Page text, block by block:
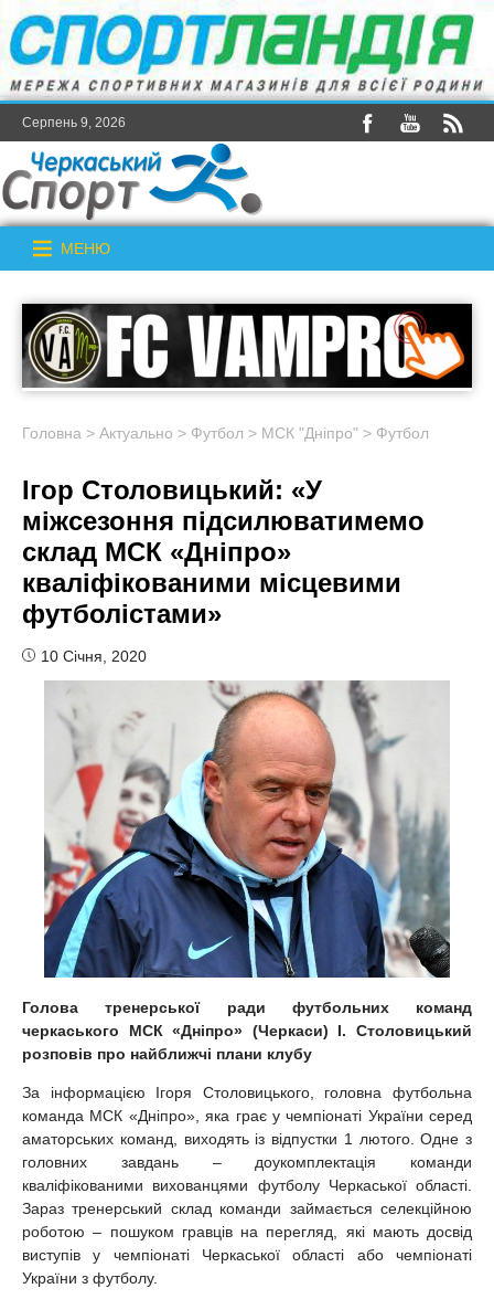
Серпень 9, 2026
МЕНЮ
Головна > Актуально > Футбол > МСК "Дніпро" > Футбол
Ігор Столовицький: «У
міжсезоння підсилюватимемо
склад МСК «Дніпро»
кваліфікованими місцевими
футболістами»
10 Січня, 2020
Голова тренерської ради футбольних команд
черкаського МСК «Дніпро» (Черкаси) І. Столовицький
розповів про найближчі плани клубу
За інформацією Ігоря Столовицького, головна футбольна
команда МСК «Дніпро», яка грає у чемпіонаті України серед
аматорських команд, виходять із відпустки 1 лютого. Одне з
головних завдань – доукомплектація команди
кваліфікованими вихованцями футболу Черкаської області.
Зараз тренерський склад команди займається селекційною
роботою – пошуком гравців на перегляд, які мають досвід
виступів у чемпіонаті Черкаської області або чемпіонаті
України з футболу.